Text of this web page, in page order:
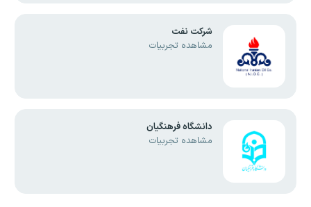
شرکت نفت
مشاهده تجربیات
دانشگاه فرهنگیان
مشاهده تجربیات